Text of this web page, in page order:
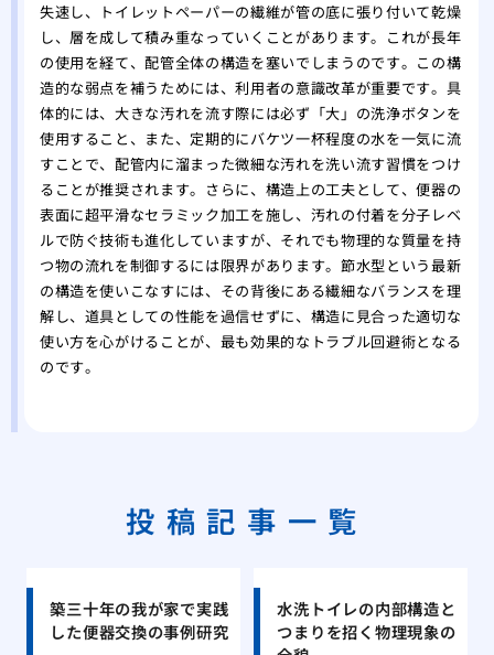
失速し、トイレットペーパーの繊維が管の底に張り付いて乾燥
し、層を成して積み重なっていくことがあります。これが長年
の使用を経て、配管全体の構造を塞いでしまうのです。この構
造的な弱点を補うためには、利用者の意識改革が重要です。具
体的には、大きな汚れを流す際には必ず「大」の洗浄ボタンを
使用すること、また、定期的にバケツ一杯程度の水を一気に流
すことで、配管内に溜まった微細な汚れを洗い流す習慣をつけ
ることが推奨されます。さらに、構造上の工夫として、便器の
表面に超平滑なセラミック加工を施し、汚れの付着を分子レベ
ルで防ぐ技術も進化していますが、それでも物理的な質量を持
つ物の流れを制御するには限界があります。節水型という最新
の構造を使いこなすには、その背後にある繊細なバランスを理
解し、道具としての性能を過信せずに、構造に見合った適切な
使い方を心がけることが、最も効果的なトラブル回避術となる
のです。
投稿記事一覧
築三十年の我が家で実践
した便器交換の事例研究
水洗トイレの内部構造と
つまりを招く物理現象の